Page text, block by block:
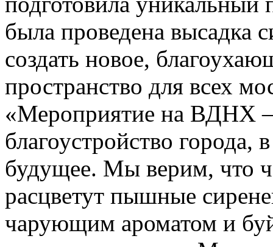
была проведена высадка
создать новое,
пространство для всех
«Мероприятие на ВДНХ
благоустройство города,
будущее. Мы верим, что
расцветут пышные
чарующим ароматом и